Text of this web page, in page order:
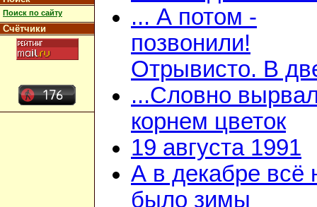
Поиск по сайту
Счётчики
... А потом -
позвонили!
Отрывисто. В
...Словно
корнем цветок
19 августа 1991
А в декабре всё
было зимы